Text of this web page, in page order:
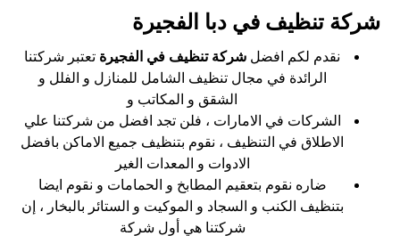
شركة تنظيف في دبا الفجيرة
نقدم لكم افضل شركة تنظيف في الفجيرة تعتبر شركتنا
الرائدة في مجال تنظيف الشامل للمنازل و الفلل و
الشقق و المكاتب و
الشركات في الامارات ، فلن تجد افضل من شركتنا علي
الاطلاق في التنظيف ، نقوم بتنظيف جميع الاماكن بافضل
الادوات و المعدات الغير
ضاره نقوم بتعقيم المطابخ و الحمامات و نقوم ايضا
بتنظيف الكنب و السجاد و الموكيت و الستائر بالبخار ، إن
شركتنا هي أول شركة